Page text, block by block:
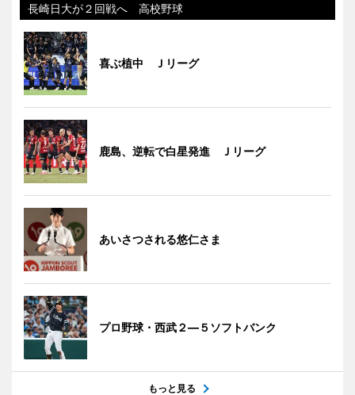
長崎日大が２回戦へ 高校野球
喜ぶ植中 Ｊリーグ
鹿島、逆転で白星発進 Ｊリーグ
あいさつされる悠仁さま
プロ野球・西武２―５ソフトバンク
もっと見る